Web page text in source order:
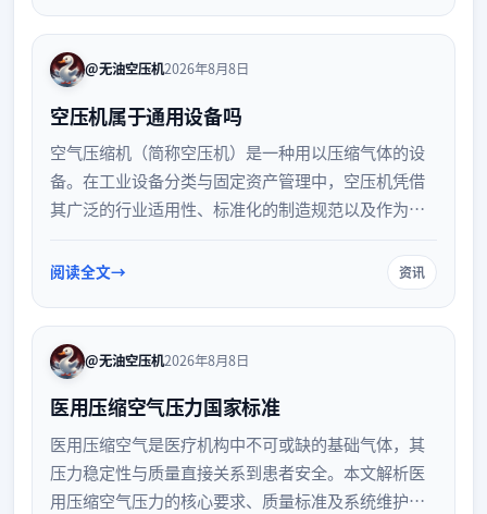
@无油空压机2026年8月8日
空压机属于通用设备吗
空气压缩机（简称空压机）是一种用以压缩气体的设
备。在工业设备分类与固定资产管理中，空压机凭借
其广泛的行业适用性、标准化的制造规范以及作为基
这一分类有助于企业科学规划设备采购与资产管理。
阅读全文 资讯
@无油空压机2026年8月8日
医用压缩空气压力国家标准
医用压缩空气是医疗机构中不可或缺的基础气体，其
压力稳定性与质量直接关系到患者安全。本文解析医
用压缩空气压力的核心要求、质量标准及系统维护规